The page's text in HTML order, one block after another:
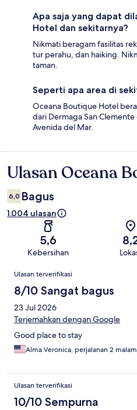
Apa saja yang dapat
Hotel dan sekitarnya?
Nikmati beragam fasilitas
tur perahu, dan haiking.
taman.
Seperti apa area di
Oceana Boutique Hotel
dari Dermaga San
Avenida del Mar.
Ulasan
Ulasan Oceana
6,0 Bagus
1.004 ulasan
5,6
Kebersihan
Ulasan
Ulasan terverifikasi
8/10 Sangat bagus
23 Jul 2026
Terjemahkan dengan Google
Good place to stay
Alma Veronica, perjalanan 2 malam
Ulasan terverifikasi
10/10 Sempurna